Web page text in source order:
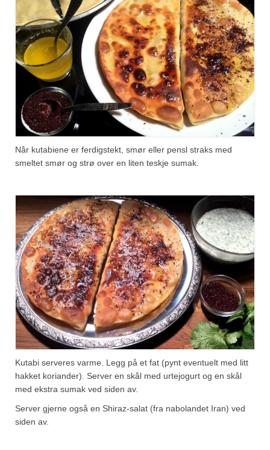
Når kutabiene er ferdigstekt, smør eller pensl straks med
smeltet smør og strø over en liten teskje sumak.
Kutabi serveres varme. Legg på et fat (pynt eventuelt med litt
hakket koriander). Server en skål med urtejogurt og en skål
med ekstra sumak ved siden av.
Server gjerne også en Shiraz-salat (fra nabolandet Iran) ved
siden av.